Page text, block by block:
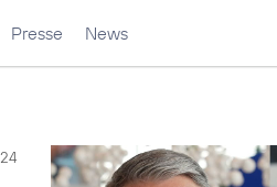
Presse News